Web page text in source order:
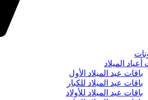
أعياد الميلاد
باقات عيد الميلاد الأول
باقات عيد الميلاد للكبار
باقات عيد الميلاد للأولاد